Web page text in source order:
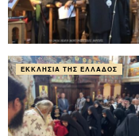
ΕΚΚΛΗΣΊΑ ΤΗΣ ΕΛΛΆΔΟΣ